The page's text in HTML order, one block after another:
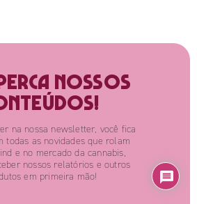
nossos
na nossa newsletter, você fica
todas as novidades que rolam
e no mercado da cannabis,
nossos relatórios e outros
em primeira mão!